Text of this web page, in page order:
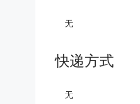
无
快递方式
无